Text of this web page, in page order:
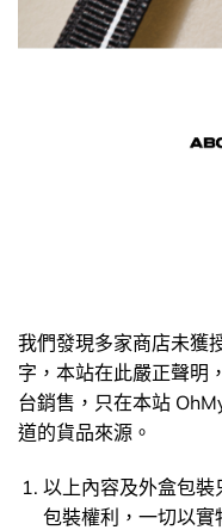
我們發現多家商店未獲
字，本站在此嚴正聲明
台銷售，只在本站
道的貨品來源。
以上內容及外盒包
包裝權利，一切以實